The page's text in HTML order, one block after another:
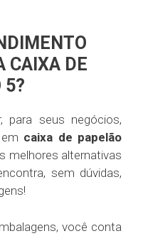
CAIXA DE
5?
para seus negócios,
caixa de papelão
melhores alternativas
sem dúvidas,
você conta